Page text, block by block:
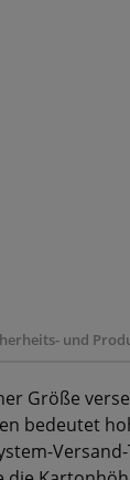
und
Größe
bedeutet